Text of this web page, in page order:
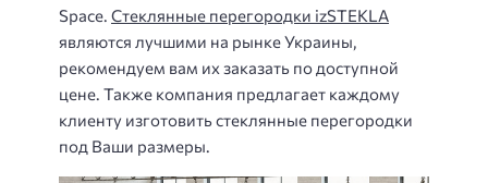
Space. Стеклянные перегородки izSTEKLA
являются лучшими на рынке Украины,
рекомендуем вам их заказать по доступной
цене. Также компания предлагает каждому
клиенту изготовить стеклянные перегородки
под Ваши размеры.